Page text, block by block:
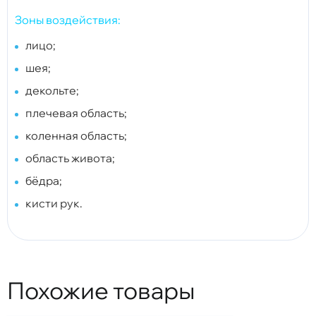
Зоны воздействия:
лицо;
шея;
декольте;
плечевая область;
коленная область;
область живота;
бёдра;
кисти рук.
Похожие товары